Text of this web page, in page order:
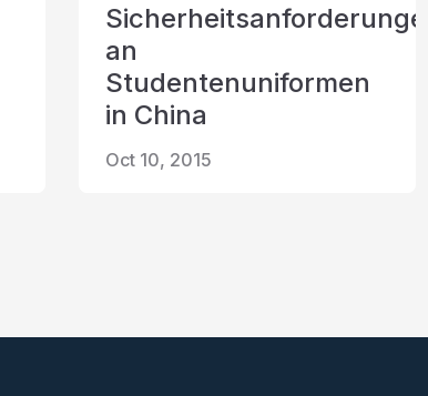
Sicherheitsanforderungen
an
Studentenuniformen
in China
Oct 10, 2015